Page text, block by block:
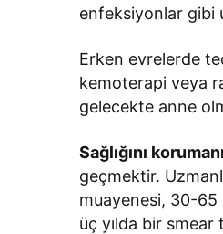
enfeksiyonlar gibi
Erken evrelerde
kemoterapi veya
gelecekte anne
Sağlığını
geçmektir.
muayenesi, 30-65
üç yılda bir smear